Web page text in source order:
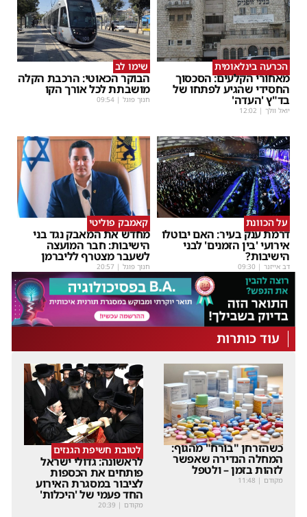
הכרעה בינלאומית
מאחורי הקלעים: הסכסוך
החסידי שהגיע לפתחו של
בד"ץ 'העדה'
יואל וולך |
12:02
שימו לב
הבוקר הכאוטי: הרכבת הקלה
מושבתת לכל אורך הקו
חנוך פוגל |
09:54
על הכוונת
דרמת ענק בעיר: האם יבוטלו
אירועי 'בין הזמנים' לבני
הישיבות?
דב אייזנר |
09:30
קאמבק פוליטי
מחדש את המאבק נגד בני
הישיבות: חבר המועצה
לשעבר מצטרף לליברמן
חנוך פוגל |
20:57
עוד כותרות
כשהזרחן "בורח" מהגוף:
המחלה הנדירה שאפשר
לזהות בזמן – ולטפל
מקודם |
11:48
לטובת חשיפת הגנזים
לראשונה: גדולי ישראל
פותחים את הכספות
לציבור במסגרת האירוע
החד פעמי של 'היכלות'
מקודם |
20:39